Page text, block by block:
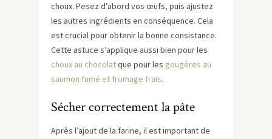
choux. Pesez d’abord vos œufs, puis ajustez
les autres ingrédients en conséquence. Cela
est crucial pour obtenir la bonne consistance.
Cette astuce s’applique aussi bien pour les
choux au chocolatque pour les gougères au
saumon fumé et fromage frais.
Sécher correctement la pâte
Après l’ajout de la farine, il est important de